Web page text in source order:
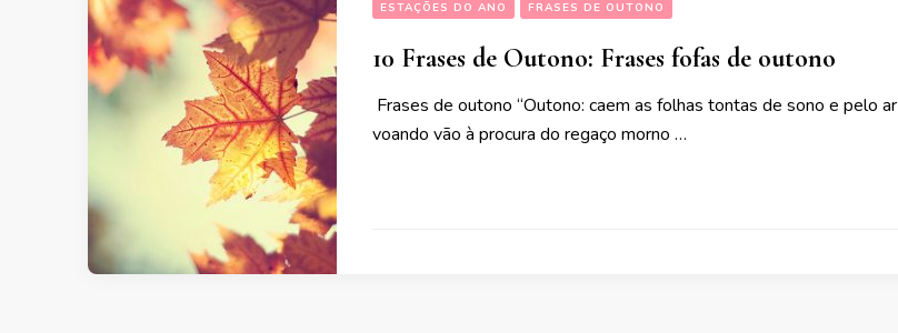
ESTAÇÕES DO ANO FRASES DE OUTONO
10 Frases de Outono: Frases fofas de outono
Frases de outono “Outono: caem as folhas tontas de sono e pelo ar
voando vão à procura do regaço morno …